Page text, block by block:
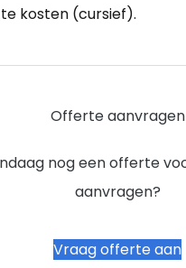
kosten (cursief).
Offerte aanvragen
nog een offerte
aanvragen?
Vraag offerte aan